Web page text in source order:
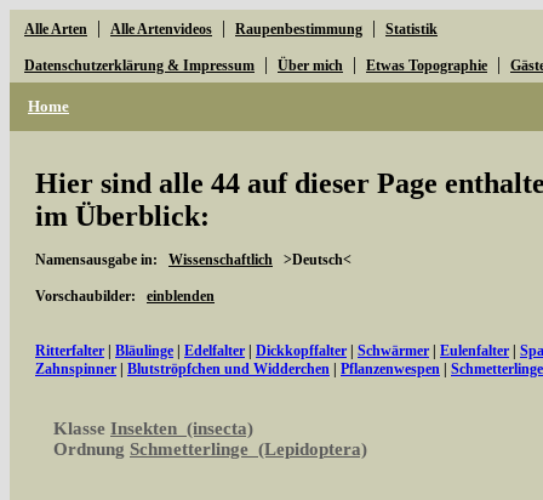
Alle Arten | Alle Artenvideos | Raupenbestimmung | Statistik
Datenschutzerklärung & Impressum | Über mich | Etwas Topographie |
Home
Hier sind alle 44 auf dieser Page
im Überblick:
Namensausgabe in: Wissenschaftlich >Deutsch<
Vorschaubilder: einblenden
Ritterfalter Bläulinge Edelfalter Dickkopffalter Schwärmer Eulenfalter
Zahnspinner
Blutströpfchen und Widderchen Pflanzenwespen
Klasse Insekten (insecta)
Ordnung Schmetterlinge (Lepidoptera)